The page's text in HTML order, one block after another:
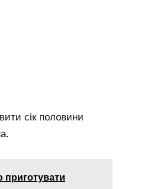
сік половини
приготувати